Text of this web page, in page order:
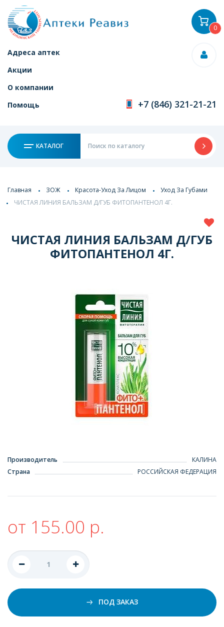
Адреса аптек
Акции
О компании
Помощь
+7 (846) 321-21-21
КАТАЛОГ
0
Главная ЗОЖ Красота-Уход За Лицом
Уход За Губами
ЧИСТАЯ ЛИНИЯ БАЛЬЗАМ Д/ГУБ ФИТОПАНТЕНОЛ 4Г.
ЧИСТАЯ ЛИНИЯ БАЛЬЗАМ Д/ГУБ
ФИТОПАНТЕНОЛ 4Г.
Производитель
КАЛИНА
Страна
РОССИЙСКАЯ ФЕДЕРАЦИЯ
от 155.00 р.
ПОД ЗАКАЗ